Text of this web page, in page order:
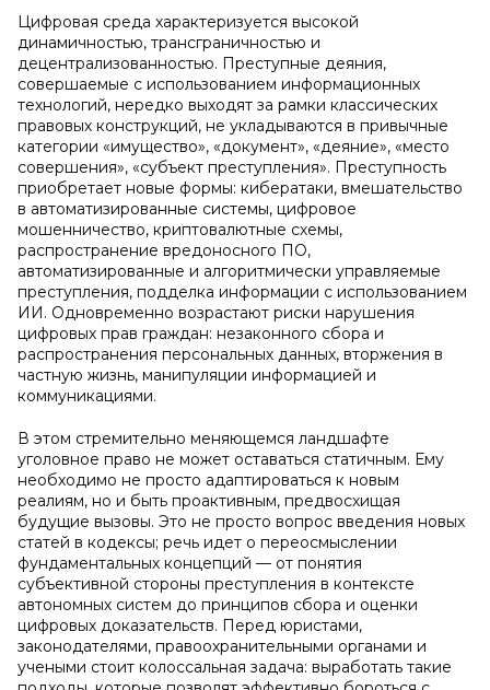
Цифровая среда характеризуется высокой
динамичностью, трансграничностью и
децентрализованностью. Преступные деяния,
совершаемые с использованием информационных
технологий, нередко выходят за рамки классических
правовых конструкций, не укладываются в привычные
категории «имущество», «документ», «деяние», «место
совершения», «субъект преступления». Преступность
приобретает новые формы: кибератаки, вмешательство
в автоматизированные системы, цифровое
мошенничество, криптовалютные схемы,
распространение вредоносного ПО,
автоматизированные и алгоритмически управляемые
преступления, подделка информации с использованием
ИИ. Одновременно возрастают риски нарушения
цифровых прав граждан: незаконного сбора и
распространения персональных данных, вторжения в
частную жизнь, манипуляции информацией и
коммуникациями.
В этом стремительно меняющемся ландшафте
уголовное право не может оставаться статичным. Ему
необходимо не просто адаптироваться к новым
реалиям, но и быть проактивным, предвосхищая
будущие вызовы. Это не просто вопрос введения новых
статей в кодексы; речь идет о переосмыслении
фундаментальных концепций — от понятия
субъективной стороны преступления в контексте
автономных систем до принципов сбора и оценки
цифровых доказательств. Перед юристами,
законодателями, правоохранительными органами и
учеными стоит колоссальная задача: выработать такие